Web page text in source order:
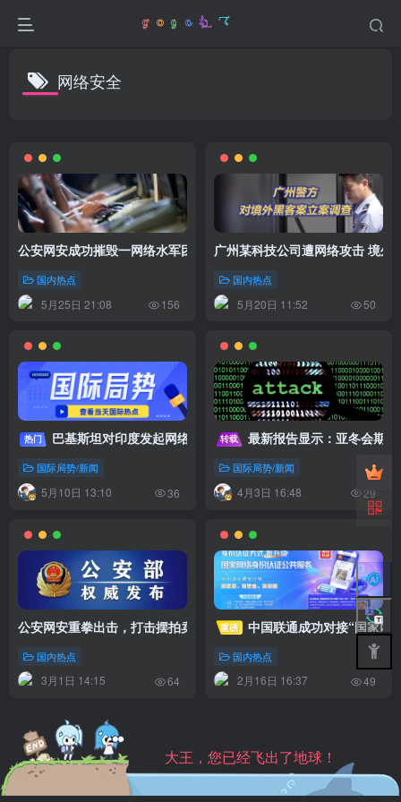
网络安全
公安网安成功摧毁一网络水军团伙 15名嫌疑人落网
国内热点
5月25日 21:08 156
广州某科技公司遭网络攻击 境外
国内热点
5月20日 11:52 50
热门 巴基斯坦对印度发起网络攻击 印度约70%电网瘫痪
国际局势/新闻
5月10日 13:10 36
转载
国际局势/新闻
4月3日 16:48 29
公安网安重拳出击，打击摆拍卖惨造谣案，净化网络生态
国内热点
3月1日 14:15 64
重磅 中国联通成功对接“国家网
国内热点
2月16日 16:37 49
大王，您已经飞出了地球！